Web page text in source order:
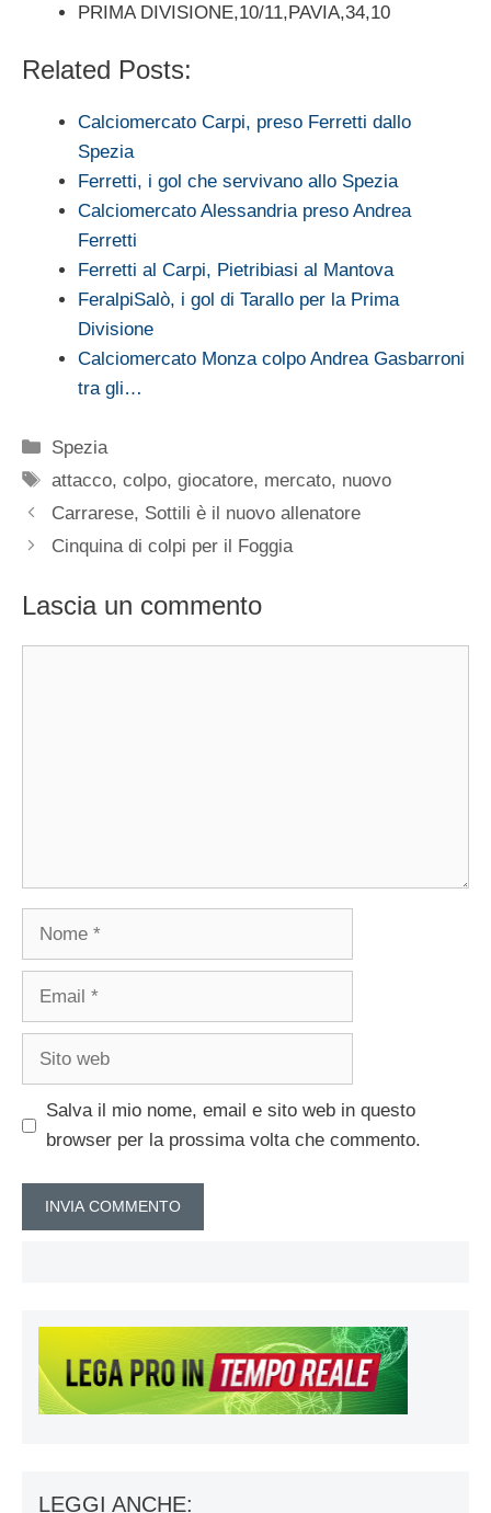
PRIMA DIVISIONE,10/11,PAVIA,34,10
Related Posts:
Calciomercato Carpi, preso Ferretti dallo
Spezia
Ferretti, i gol che servivano allo Spezia
Calciomercato Alessandria preso Andrea
Ferretti
Ferretti al Carpi, Pietribiasi al Mantova
FeralpiSalò, i gol di Tarallo per la Prima
Divisione
Calciomercato Monza colpo Andrea Gasbarroni
tra gli…
Categorie
Spezia
Tag
attacco,colpo,giocatore, mercato, nuovo
Carrarese, Sottili è il nuovo allenatore
Cinquina di colpi per il Foggia
Lascia un commento
Nome
Email
Sito
Salva il mio nome, email e sito web in questo
browser per la prossima volta che commento.
LEGGI ANCHE: